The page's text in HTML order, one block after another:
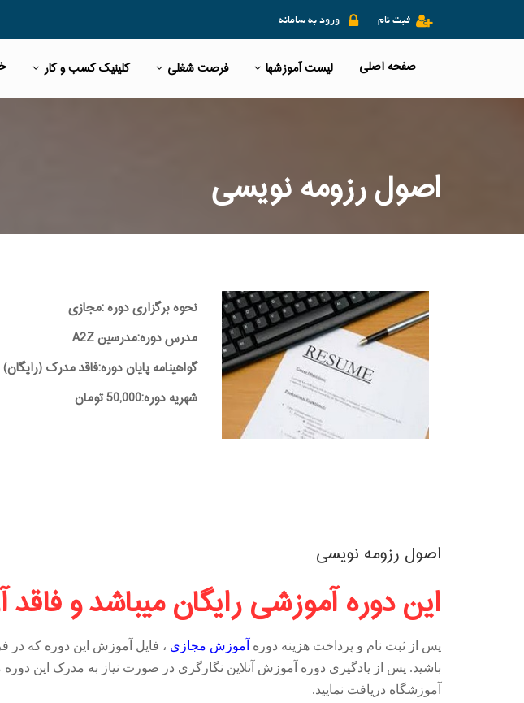
ورود به سامانه ثبت نام
صفحه اصلی لیست آموزشها فرصت شغلی کلینیک کسب و کار
اصول رزومه نویسی
نحوه برگزاری دوره :مجازی
مدرس دوره:مدرسین A2Z
گواهینامه پایان دوره:فاقد مدرک (رایگان)
شهریه دوره:50,000 تومان
اصول رزومه نویسی
این دوره آموزشی رایگان میباشد و
پس از ثبت نام و پرداخت هزینه دوره آموزش مجازی ، فایل آموزش این دوره که در
باشید. پس از یادگیری دوره آموزش آنلاین نگارگری در صورت نیاز به مدرک این دوره
آموزشگاه دریافت نمایید.